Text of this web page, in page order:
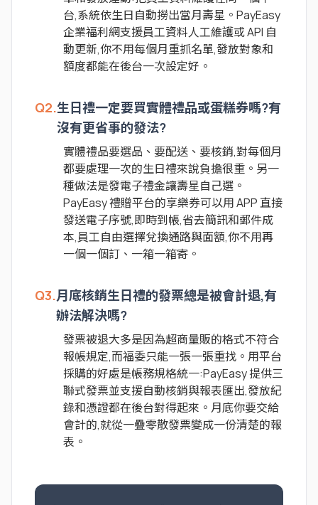
台,系統依生日自動撈出當月壽星。PayEasy
企業福利網支援員工資料人工維護或 API 自
動更新,你不用每個月重抓名單,發放對象和
額度都能在後台一次設定好。
Q2.生日禮一定要買實體禮品或蛋糕券嗎?有
沒有更省事的發法?
實體禮品要選品、要配送、要核銷,對每個月
都要處理一次的生日禮來說負擔很重。另一
種做法是發電子禮金讓壽星自己選。
PayEasy 禮贈平台的享樂券可以用 APP 直接
發送電子序號,即時到帳,省去簡訊和郵件成
本,員工自由選擇兌換通路與面額,你不用再
一個一個訂、一箱一箱寄。
Q3.月底核銷生日禮的發票總是被會計退,有
辦法解決嗎?
發票被退大多是因為超商量販的格式不符合
報帳規定,而福委只能一張一張重找。用平台
採購的好處是帳務規格統一:PayEasy 提供三
聯式發票並支援自動核銷與報表匯出,發放紀
錄和憑證都在後台對得起來。月底你要交給
會計的,就從一疊零散發票變成一份清楚的報
表。